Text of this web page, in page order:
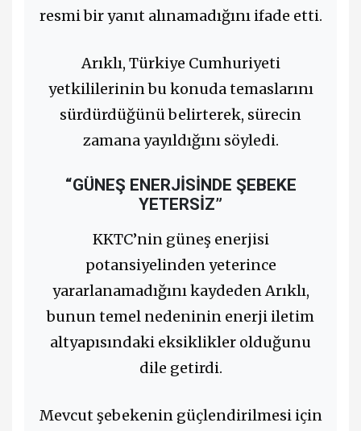
resmi bir yanıt alınamadığını ifade etti.
Arıklı, Türkiye Cumhuriyeti
yetkililerinin bu konuda temaslarını
sürdürdüğünü belirterek, sürecin
zamana yayıldığını söyledi.
“GÜNEŞ ENERJİSİNDE ŞEBEKE
YETERSİZ”
KKTC’nin güneş enerjisi
potansiyelinden yeterince
yararlanamadığını kaydeden Arıklı,
bunun temel nedeninin enerji iletim
altyapısındaki eksiklikler olduğunu
dile getirdi.
Mevcut şebekenin güçlendirilmesi için